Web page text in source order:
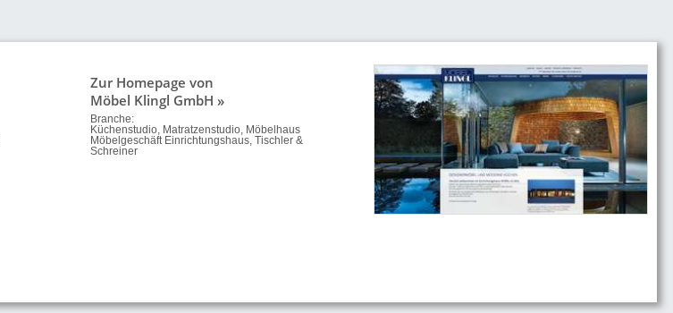
Zur Homepage von
Möbel Klingl GmbH »
Branche:
Küchenstudio, Matratzenstudio, Möbelhaus
Möbelgeschäft Einrichtungshaus, Tischler &
Schreiner